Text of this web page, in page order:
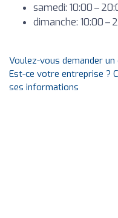
samedi: 10:00 –
dimanche: 10:00 –
Voulez-vous demander
Est-ce votre entreprise ?
ses informations